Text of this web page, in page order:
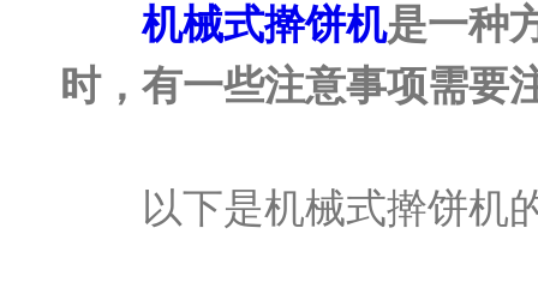
机械式擀饼机是一种
时，有一些注意事项需要
以下是机械式擀饼机